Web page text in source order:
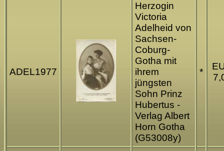
ADEL1977
Herzogin
Victoria
Adelheid von
Sachsen-
Coburg-
Gotha mit
ihrem
jüngsten
Sohn Prinz
Hubertus -
Verlag Albert
Horn Gotha
(G53008y)
*